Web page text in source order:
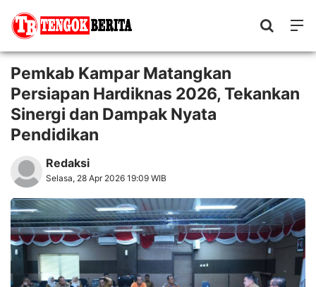
Pemkab Kampar Matangkan
Persiapan Hardiknas 2026, Tekankan
Sinergi dan Dampak Nyata
Pendidikan
Redaksi
Selasa, 28 Apr 2026 19:09 WIB